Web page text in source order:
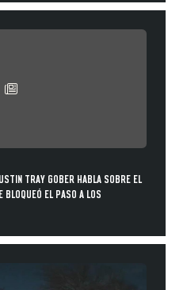
TRAY GOBER HABLA SOBRE EL
BLOQUEÓ EL PASO A LOS